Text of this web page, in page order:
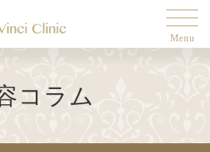
Menu
コラム